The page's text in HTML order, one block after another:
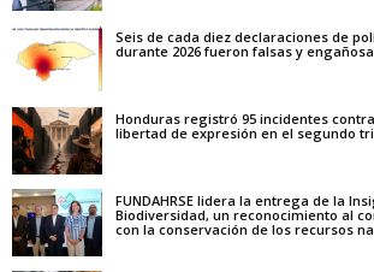
Seis de cada diez declaraciones de
durante 2026 fueron falsas y
Honduras registró 95 incidentes
libertad de expresión en el segundo
FUNDAHRSE lidera la entrega de la
Biodiversidad, un reconocimiento al
con la conservación de los recursos